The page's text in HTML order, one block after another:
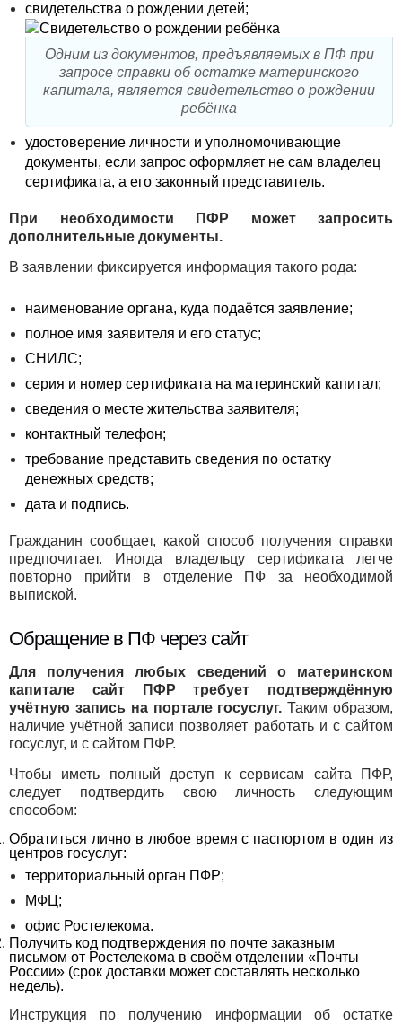
свидетельства о рождении детей;
Одним из документов, предъявляемых в ПФ при
запросе справки об остатке материнского
капитала, является свидетельство о рождении
ребёнка
удостоверение личности и уполномочивающие
документы, если запрос оформляет не сам владелец
сертификата, а его законный представитель.
При необходимости ПФР может запросить
дополнительные документы.
В заявлении фиксируется информация такого рода:
наименование органа, куда подаётся заявление;
полное имя заявителя и его статус;
СНИЛС;
серия и номер сертификата на материнский капитал;
сведения о месте жительства заявителя;
контактный телефон;
требование представить сведения по остатку
денежных средств;
дата и подпись.
Гражданин сообщает, какой способ получения справки
предпочитает. Иногда владельцу сертификата легче
повторно прийти в отделение ПФ за необходимой
выпиской.
Обращение в ПФ через сайт
Для получения любых сведений о материнском
капитале сайт ПФР требует подтверждённую
учётную запись на портале госуслуг. Таким образом,
наличие учётной записи позволяет работать и с сайтом
госуслуг, и с сайтом ПФР.
Чтобы иметь полный доступ к сервисам сайта ПФР,
следует подтвердить свою личность следующим
способом:
Обратиться лично в любое время с паспортом в один из
центров госуслуг:
территориальный орган ПФР;
МФЦ;
офис Ростелекома.
Получить код подтверждения по почте заказным
письмом от Ростелекома в своём отделении «Почты
России» (срок доставки может составлять несколько
недель).
Инструкция по получению информации об остатке